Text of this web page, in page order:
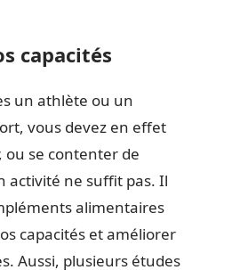
capacités
un athlète ou un
vous devez en effet
ou se contenter de
activité ne suffit pas. Il
alimentaires
capacités et améliorer
Aussi, plusieurs études